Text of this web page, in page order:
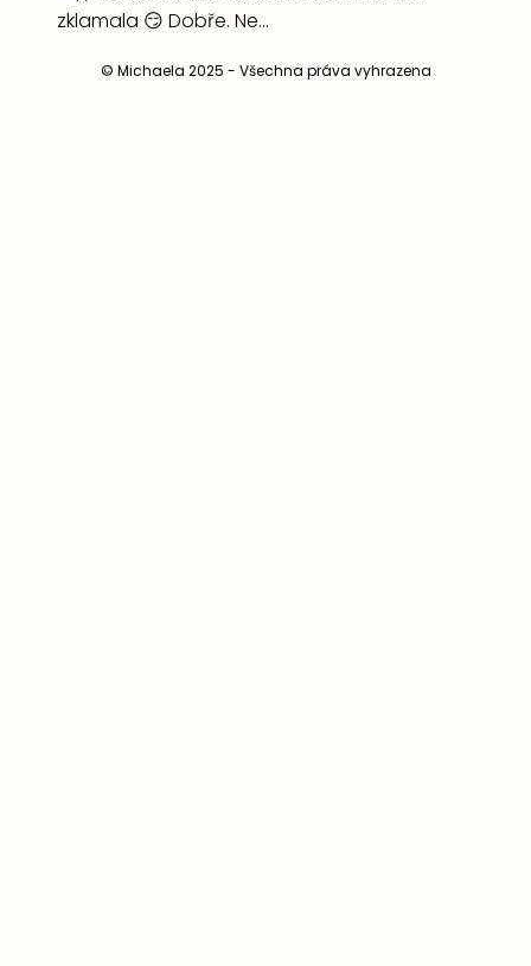
© Michaela 2025 - Všechna práva vyhrazena